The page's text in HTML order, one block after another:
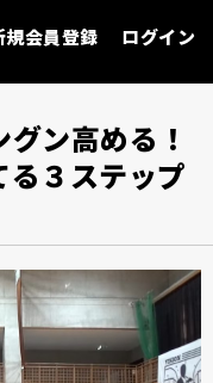
規会員登録 ログイン
ン高める！
３ステップ